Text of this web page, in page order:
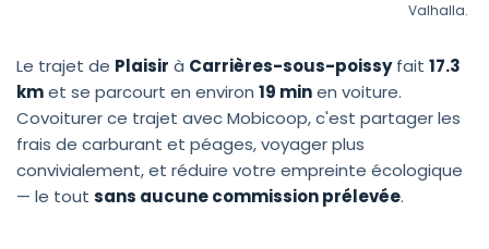
Valhalla.
Le trajet de Plaisir à Carrières-sous-poissyfait 17.3
kmet se parcourt en environ 19 minen voiture.
Covoiturer ce trajet avec Mobicoop, c'est partager les
frais de carburant et péages, voyager plus
convivialement, et réduire votre empreinte écologique
— le tout sans aucune commission prélevée.